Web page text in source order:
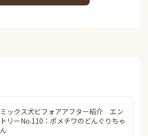
ミックス犬ビフォアアフター紹介 エン
トリーNo.110：ポメチワのどんぐりちゃ
ん